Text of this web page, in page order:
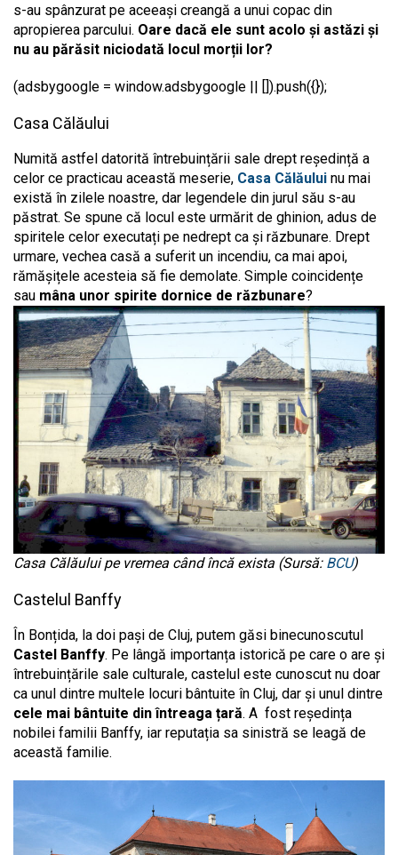
s-au spânzurat pe aceeași creangă a unui copac din
apropierea parcului. Oare dacă ele sunt acolo și astăzi și
nu au părăsit niciodată locul morții lor?
(adsbygoogle = window.adsbygoogle || []).push({});
Casa Călăului
Numită astfel datorită întrebuințării sale drept reședință a
celor ce practicau această meserie, Casa Călăului nu mai
există în zilele noastre, dar legendele din jurul său s-au
păstrat. Se spune că locul este urmărit de ghinion, adus de
spiritele celor executați pe nedrept ca și răzbunare. Drept
urmare, vechea casă a suferit un incendiu, ca mai apoi,
rămășițele acesteia să fie demolate. Simple coincidențe
sau mâna unor spirite dornice de răzbunare?
Casa Călăului pe vremea când încă exista (Sursă: BCU)
Castelul Banffy
În Bonțida, la doi pași de Cluj, putem găsi binecunoscutul
Castel Banffy. Pe lângă importanța istorică pe care o are și
întrebuințările sale culturale, castelul este cunoscut nu doar
ca unul dintre multele locuri bântuite în Cluj, dar și unul dintre
cele mai bântuite din întreaga țară. A fost reședința
nobilei familii Banffy, iar reputația sa sinistră se leagă de
această familie.